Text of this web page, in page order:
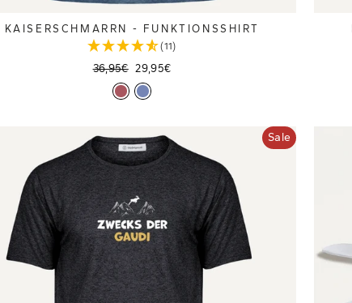
KAISERSCHMARRN - FUNKTIONSSHIRT
(11)
Normaler
Preis
36,95€ Sonderpreis
29,95€
Sale